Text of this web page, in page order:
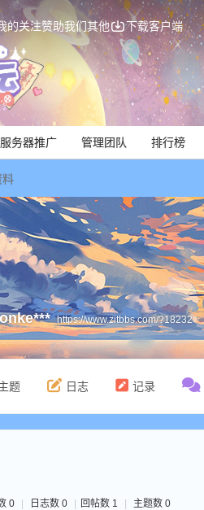
的关注赞助我们其他 下载客户端
服务器推广 管理团队 排行榜
https://www.zitbbs.com/?18232
题 日志 记录
0 日志数 0 回帖数 1 主题数 0